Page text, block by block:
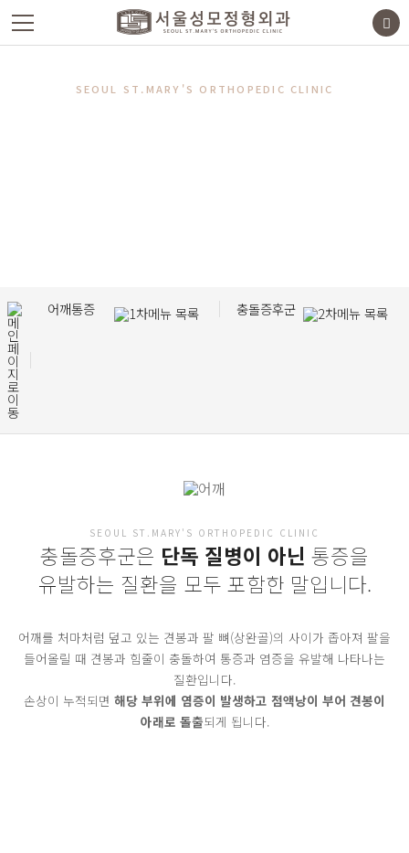
SEOUL ST.MARY'S ORTHOPEDIC CLINIC
어깨통증 충돌증후군
SEOUL ST.MARY'S ORTHOPEDIC CLINIC
충돌증후군은 단독 질병이 아닌 통증을
유발하는 질환을 모두 포함한 말입니다.
어깨를 처마처럼 덮고 있는 견봉과 팔 뼈(상완골)의 사이가 좁아져 팔을
들어올릴 때 견봉과 힘줄이 충돌하여 통증과 염증을 유발해 나타나는
질환입니다.
손상이 누적되면 해당 부위에 염증이 발생하고 점액낭이 부어 견봉이
아래로 돌출되게 됩니다.